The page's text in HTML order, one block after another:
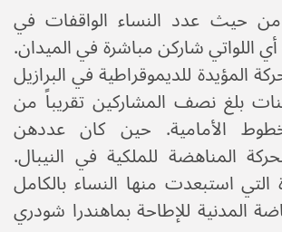
من حيث عدد النساء الواقفات في
اللواتي شاركن مباشرة في الميدان.
المؤيدة للديموقراطية في البرازيل
بلغ نصف المشاركين تقريباً من
الأمامية. حين كان عددهن
المناهضة للملكية في النيبال.
التي استبعدت منها النساء بالكامل
المدنية للإطاحة بماهندرا شودري